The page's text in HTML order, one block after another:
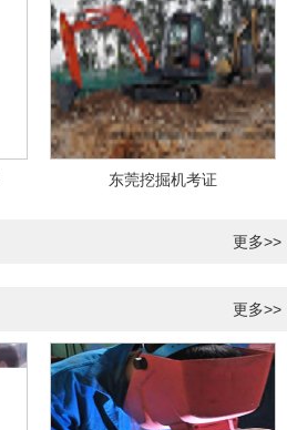
东莞挖掘机考证
更多>>
更多>>